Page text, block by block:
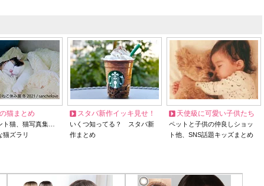
猫まとめ
ト猫、猫写真集…
猫ズラリ
スタバ新作イッキ見せ！
いくつ知ってる？ スタバ新
作まとめ
天使級に可愛い子供たち
ペットと子供の仲良しショッ
ト他、SNS話題キッズまとめ